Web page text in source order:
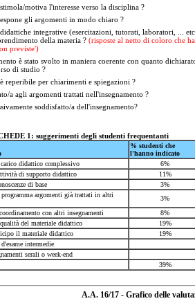
motiva l'interesse verso la disciplina ?
gli argomenti in modo chiaro ?
integrative (esercitazioni, tutorati, laboratori, ...
della materia ? (risposte al netto di coloro che
previste')
è stato svolto in maniera coerente con quanto
di studio ?
reperibile per chiarimenti e spiegazioni ?
a agli argomenti trattati nell'insegnamento ?
soddisfatto/a dell'insegnamento?
1: suggerimenti degli studenti frequentanti
% studenti che
l'hanno indicato
didattico complessivo
6%
di supporto didattico
11%
di base
3%
argomenti già trattati in altri
3%
con altri insegnamenti
8%
del materiale didattico
19%
il materiale didattico
19%
intermedie
serali o week-end
39%
A.A. 16/17 - Grafico delle